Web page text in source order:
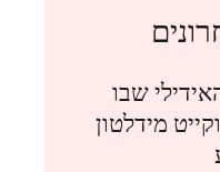
שבו
מידלטון